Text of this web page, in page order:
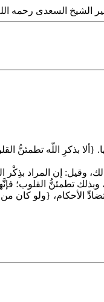
الشيخ السعدى رحمه
{ألا بذكرِ اللّه
وقيل: إن المراد بذِكْر
تطمئنُّ القلوب؛
الأحكام، {ولو كان من